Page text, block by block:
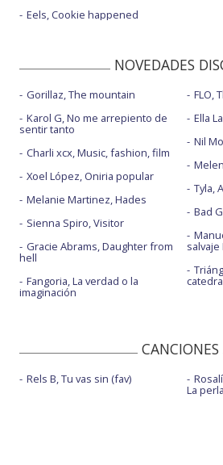
Eels, Cookie happened
NOVEDADES
Gorillaz, The mountain
Karol G, No me arrepiento de
sentir tanto
Charli xcx, Music, fashion, film
Xoel López, Oniria popular
Melanie Martinez, Hades
Sienna Spiro, Visitor
Gracie Abrams, Daughter from
hell
Fangoria, La verdad o la
imaginación
FLO,
Ella
Nil
Tyla,
Bad
salvaje I
CANCIONES
Rels B, Tu vas sin (fav)
La perla